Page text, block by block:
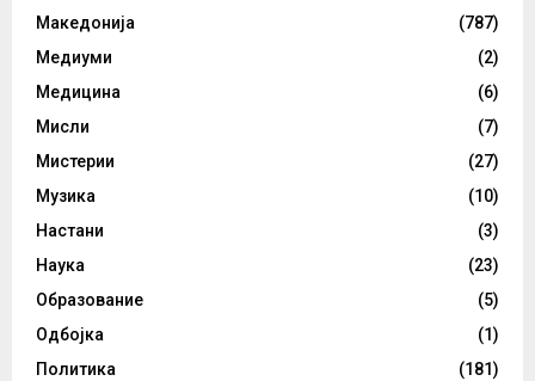
Македонија
(787)
Медиуми
(2)
Медицина
(6)
Мисли
(7)
Мистерии
(27)
Музика
(10)
Настани
(3)
Наука
(23)
Образование
(5)
Одбојка
(1)
Политика
(181)